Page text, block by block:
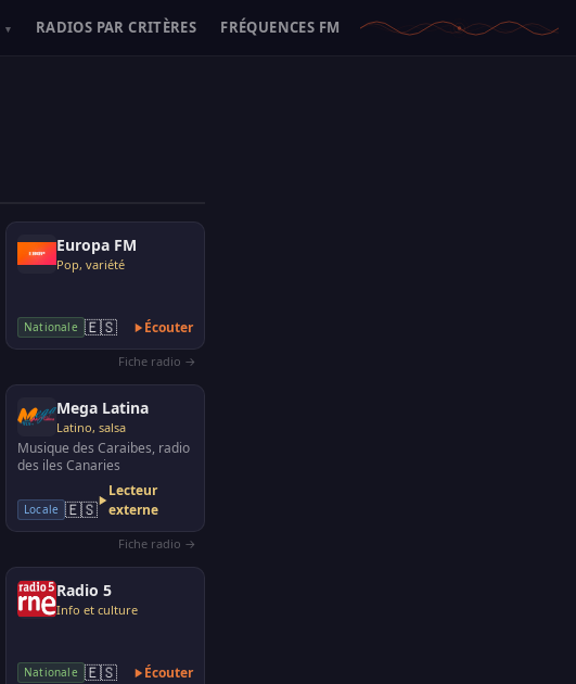
▾ RADIOS PAR CRITÈRES FRÉQUENCES FM
Europa FM
Pop, variété
Nationale 🇪🇸 Écouter
Fiche radio →
Mega Latina
Latino, salsa
Musique des Caraibes, radio
des iles Canaries
Locale 🇪🇸
Lecteur
externe
Fiche radio →
Radio 5
Info et culture
Nationale 🇪🇸 Écouter